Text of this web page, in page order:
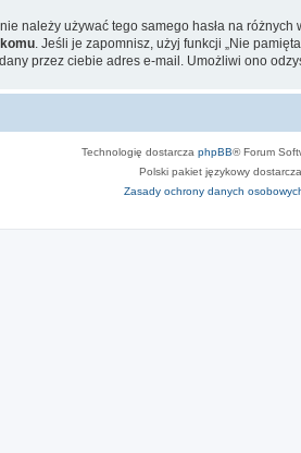
należy używać tego samego hasła na
. Jeśli je zapomnisz, użyj funkcji „Nie
przez ciebie adres e-mail. Umożliwi ono
Technologię dostarcza phpBB® Forum
Polski pakiet językowy dostarcza
Zasady ochrony danych